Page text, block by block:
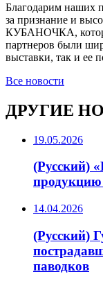
Благодарим наших
за признание и
КУБАНОЧКА,
партнеров были
выставки, так и ее
Все новости
ДРУГИЕ
19.05.2026
(Русский)
продукцию
14.04.2026
(Русский)
паводков